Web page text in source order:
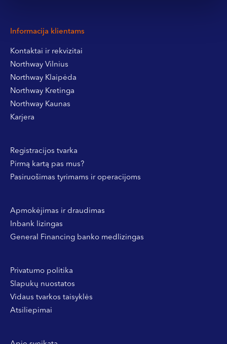
Informacija klientams
Kontaktai ir rekvizitai
Northway Vilnius
Northway Klaipėda
Northway Kretinga
Northway Kaunas
Karjera
Registracijos tvarka
Pirmą kartą pas mus?
Pasiruošimas tyrimams ir operacijoms
Apmokėjimas ir draudimas
Inbank lizingas
General Financing banko medlizingas
Privatumo politika
Slapukų nuostatos
Vidaus tvarkos taisyklės
Atsiliepimai